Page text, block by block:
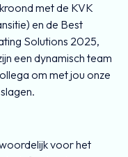
met de KVK
en de Best
Solutions 2025,
een dynamisch team
om met jou onze
voor het